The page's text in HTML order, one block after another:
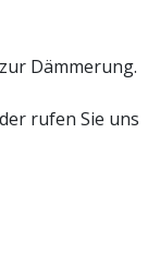
Dämmerung.
rufen Sie uns